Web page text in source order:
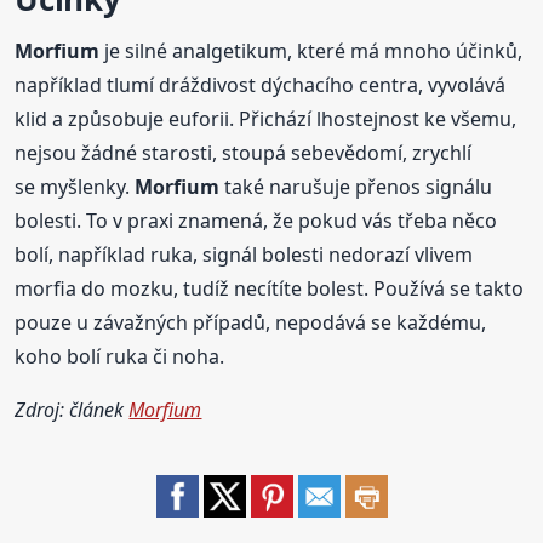
Morfium je silné analgetikum, které má mnoho účinků,
například tlumí dráždivost dýchacího centra, vyvolává
klid a způsobuje euforii. Přichází lhostejnost ke všemu,
nejsou žádné starosti, stoupá sebevědomí, zrychlí
se myšlenky. Morfium také narušuje přenos signálu
bolesti. To v praxi znamená, že pokud vás třeba něco
bolí, například ruka, signál bolesti nedorazí vlivem
morfia do mozku, tudíž necítíte bolest. Používá se takto
pouze u závažných případů, nepodává se každému,
koho bolí ruka či noha.
Zdroj: článekMorfium